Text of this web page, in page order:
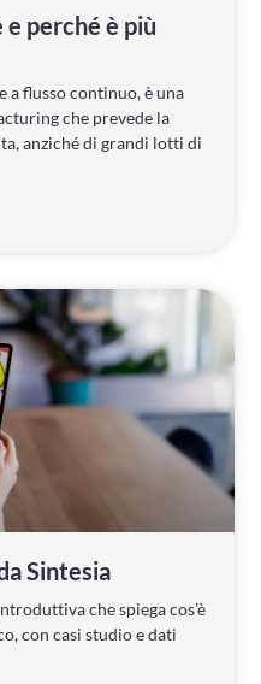
e perché è più
a flusso continuo, è una
che prevede la
anziché di grandi lotti di
Sintesia
che spiega cos’è
con casi studio e dati